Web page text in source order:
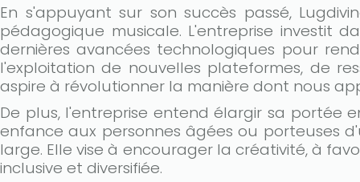
En s'appuyant sur son succès passé,
pédagogique musicale. L'entreprise investit
dernières avancées technologiques pour
l'exploitation de nouvelles plateformes, de
aspire à révolutionner la manière dont nous
De plus, l'entreprise entend élargir sa portée
enfance aux personnes âgées ou porteuses
large. Elle vise à encourager la créativité, à
inclusive et diversifiée.